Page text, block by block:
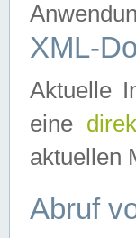
XML-
Aktuelle
eine
aktuellen
Abruf